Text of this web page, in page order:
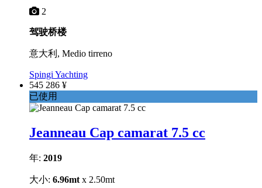
2
驾驶桥楼
意大利, Medio tirreno
Spingi Yachting
545 286 ¥
已使用
Jeanneau Cap camarat 7.5 cc
年: 2019
大小: 6.96mt x 2.50mt